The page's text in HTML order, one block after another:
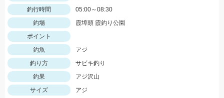
釣行時間
05:00～08:30
釣場
霞埠頭 霞釣り公園
ポイント
釣魚
アジ
釣り方
サビキ釣り
釣果
アジ沢山
サイズ
アジ